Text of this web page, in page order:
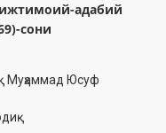
адабий
сони
Муҳаммад Юсуф